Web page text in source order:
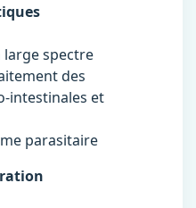
spectre
des
intestinales et
parasitaire